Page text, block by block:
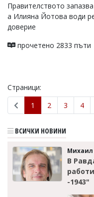
Правителството
а Илияна Йотова води
доверие
прочетено 2833 пъти
Страници:
1
2 3 4
ВСИЧКИ НОВИНИ
В
-1943"